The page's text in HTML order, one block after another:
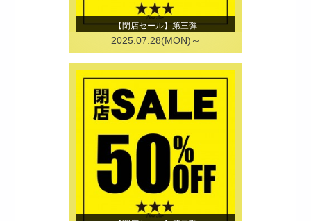
【閉店セール】第三弾
2025.07.28(MON)～